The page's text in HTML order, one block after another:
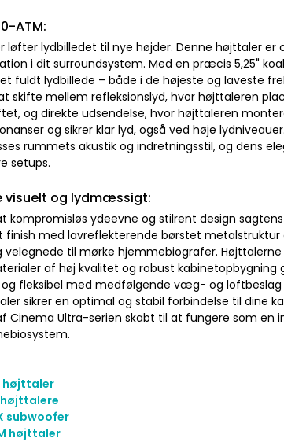
ATM:
løfter lydbilledet til nye højder. Denne højttaler
i dit surroundsystem. Med en præcis 5,25"
fuldt lydbillede – både i de højeste og laveste
skifte mellem refleksionslyd, hvor højttaleren
og direkte udsendelse, hvor højttaleren
og sikrer klar lyd, også ved høje
rummets akustik og indretningsstil, og dens
setups.
visuelt og lydmæssigt:
kompromisløs ydeevne og stilrent design
med lavreflekterende børstet metalstruktur
til mørke hjemmebiografer.
af høj kvalitet og robust kabinetopbygning
fleksibel med medfølgende væg- og
sikrer en optimal og stabil forbindelse til dine
Cinema Ultra-serien skabt til at fungere som en
højttaler
højttalere
subwoofer
højttaler